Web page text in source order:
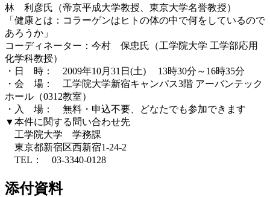
林 利彦氏（帝京平成大学教授、東京大学名誉教授）
「健康とは：コラーゲンはヒトの体の中で何をしているので
あろうか」
コーディネーター：今村 保忠氏（工学院大学 工学部応用
化学科教授）
・日 時： 2009年10月31日(土) 13時30分～16時35分
・会 場： 工学院大学新宿キャンパス3階 アーバンテック
ホール（0312教室）
・入 場： 無料・申込不要、どなたでも参加できます
▼本件に関する問い合わせ先
工学院大学 学務課
東京都新宿区西新宿1-24-2
TEL： 03-3340-0128
添付資料